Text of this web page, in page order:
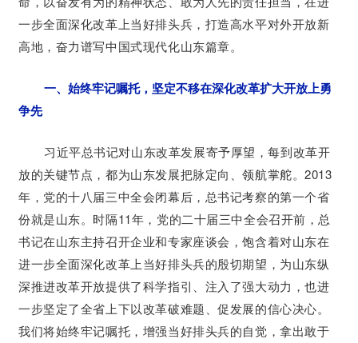
一步全面深化改革上当好排头兵，打造高水平对外开放新
高地，奋力谱写中国式现代化山东篇章。
一、始终牢记嘱托，坚定不移在深化改革扩大开放上勇
争先
习近平总书记对山东改革发展寄予厚望，每到改革开
放的关键节点，都为山东发展把脉定向、领航掌舵。2013
年，党的十八届三中全会闭幕后，总书记考察的第一个省
份就是山东。时隔11年，党的二十届三中全会召开前，总
书记在山东主持召开企业和专家座谈会，饱含着对山东在
进一步全面深化改革上当好排头兵的殷切期望，为山东纵
深推进改革开放提供了科学指引、注入了强大动力，也进
一步坚定了全省上下以改革破难题、促发展的信心决心。
我们将始终牢记嘱托，增强当好排头兵的自觉，拿出敢于